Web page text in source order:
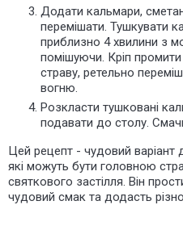
Додати кальмари,
перемішати. Тушкувати
приблизно 4 хвилини з
помішуючи. Кріп
страву, ретельно
вогню.
Розкласти тушковані
подавати до столу.
Цей рецепт - чудовий варіант
які можуть бути головною
святкового застілля. Він
чудовий смак та додасть